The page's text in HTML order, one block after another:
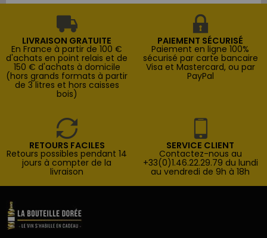
LIVRAISON GRATUITE
En France à partir de 100 €
d'achats en point relais et de
150 € d'achats à domicile
(hors grands formats à partir
de 3 litres et hors caisses
bois)
PAIEMENT SÉCURISÉ
Paiement en ligne 100%
sécurisé par carte bancaire
Visa et Mastercard, ou par
PayPal
RETOURS FACILES
Retours possibles pendant 14
jours à compter de la
livraison
SERVICE CLIENT
Contactez-nous au
+33(0)1.46.22.29.79 du lundi
au vendredi de 9h à 18h